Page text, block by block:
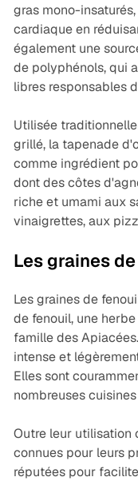
gras mono-
cardiaque en
également une
de polyphénols, qui
libres responsables
Utilisée
grillé, la tapenade
comme ingrédient
dont des côtes
riche et umami aux
vinaigrettes, aux
Les graines
Les graines de
de fenouil, une
famille des
intense et
Elles sont
nombreuses
Outre leur utilisation
connues pour leurs
réputées pour